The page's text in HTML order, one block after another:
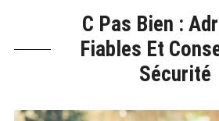
C Pas Bien :
Fiables Et
Sécurité